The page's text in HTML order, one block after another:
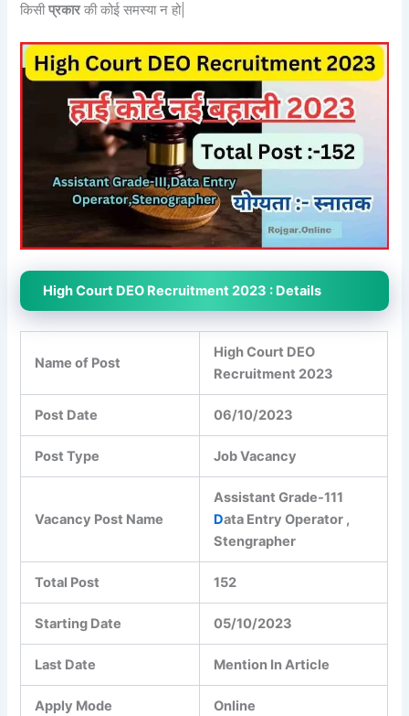
किसीप्रकारकी कोई समस्या न हो|
High Court DEO Recruitment 2023 : Details
Name of Post
High Court DEO
Recruitment 2023
Post Date 06/10/2023
Post Type Job Vacancy
Vacancy Post Name
Assistant Grade-111
Data Entry Operator ,
Stengrapher
Total Post 152
Starting Date 05/10/2023
Last Date Mention In Article
Apply Mode Online